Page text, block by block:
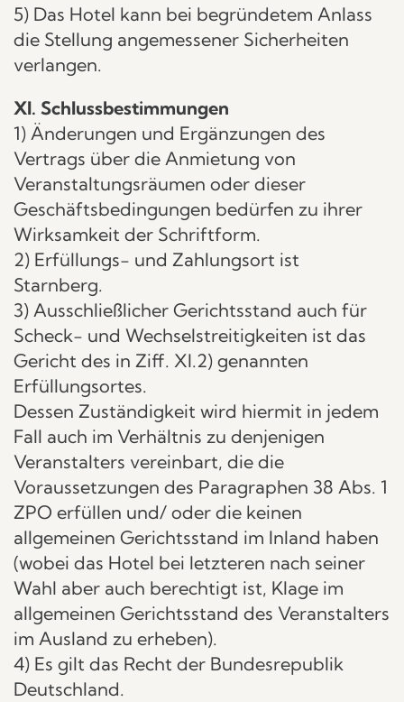
5) Das Hotel kann bei begründetem Anlass
die Stellung angemessener Sicherheiten
verlangen.
XI. Schlussbestimmungen
1) Änderungen und Ergänzungen des
Vertrags über die Anmietung von
Veranstaltungsräumen oder dieser
Geschäftsbedingungen bedürfen zu ihrer
Wirksamkeit der Schriftform.
2) Erfüllungs- und Zahlungsort ist
Starnberg.
3) Ausschließlicher Gerichtsstand auch für
Scheck- und Wechselstreitigkeiten ist das
Gericht des in Ziff. XI.2) genannten
Erfüllungsortes.
Dessen Zuständigkeit wird hiermit in jedem
Fall auch im Verhältnis zu denjenigen
Veranstalters vereinbart, die die
Voraussetzungen des Paragraphen 38 Abs. 1
ZPO erfüllen und/ oder die keinen
allgemeinen Gerichtsstand im Inland haben
(wobei das Hotel bei letzteren nach seiner
Wahl aber auch berechtigt ist, Klage im
allgemeinen Gerichtsstand des Veranstalters
im Ausland zu erheben).
4) Es gilt das Recht der Bundesrepublik
Deutschland.